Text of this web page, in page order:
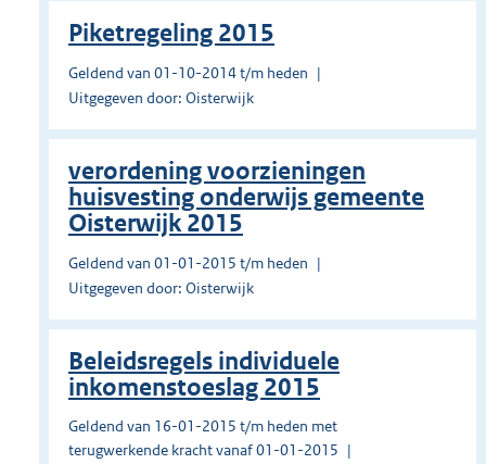
Piketregeling 2015
Geldend van 01-10-2014 t/m heden
Uitgegeven door: Oisterwijk
verordening voorzieningen
huisvesting onderwijs gemeente
Oisterwijk 2015
Geldend van 01-01-2015 t/m heden
Uitgegeven door: Oisterwijk
Beleidsregels individuele
inkomenstoeslag 2015
Geldend van 16-01-2015 t/m heden met
terugwerkende kracht vanaf 01-01-2015